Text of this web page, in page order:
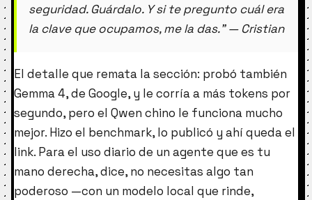
seguridad. Guárdalo. Y si te pregunto cuál era
la clave que ocupamos, me la das.” — Cristian
El detalle que remata la sección: probó también
Gemma 4, de Google, y le corría a más tokens por
segundo, pero el Qwen chino le funciona mucho
mejor. Hizo el benchmark, lo publicó y ahí queda el
link. Para el uso diario de un agente que es tu
mano derecha, dice, no necesitas algo tan
poderoso —con un modelo local que rinde,